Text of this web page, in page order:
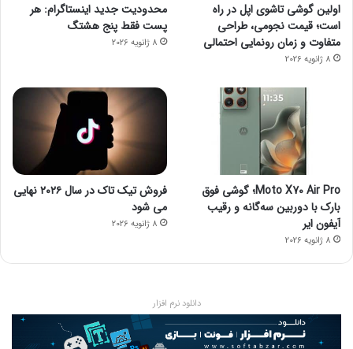
اولین گوشی تاشوی اپل در راه
است؛ قیمت نجومی، طراحی
متفاوت و زمان رونمایی احتمالی
8 ژانویه 2026
محدودیت جدید اینستاگرام: هر
پست فقط پنج هشتگ
8 ژانویه 2026
Moto X70 Air Pro؛ گوشی فوق
بارک با دوربین سه‌گانه و رقیب
آیفون ایر
8 ژانویه 2026
فروش تیک تاک در سال ۲۰۲۶ نهایی
می شود
8 ژانویه 2026
دانلود نرم افزار